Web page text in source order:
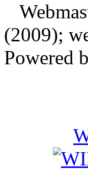
(2009);
Powered